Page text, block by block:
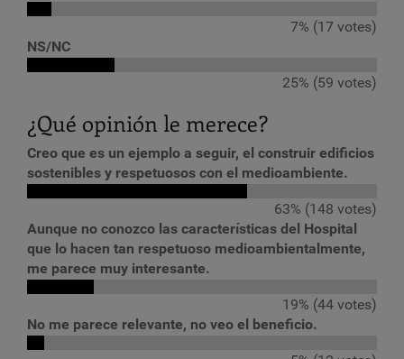
7% (17 votes)
NS/NC
25% (59 votes)
¿Qué opinión le merece?
Creo que es un ejemplo a seguir, el construir edificios
sostenibles y respetuosos con el medioambiente.
63% (148 votes)
Aunque no conozco las características del Hospital
que lo hacen tan respetuoso medioambientalmente,
me parece muy interesante.
19% (44 votes)
No me parece relevante, no veo el beneficio.